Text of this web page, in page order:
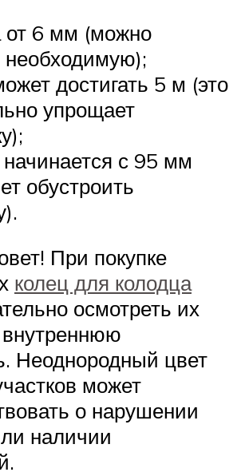
от 6 мм (можно
необходимую);
достигать 5 м (это
упрощает
с 95 мм
обустроить
При покупке
колец для колодца
осмотреть их
Неоднородный цвет
может
о нарушении
наличии